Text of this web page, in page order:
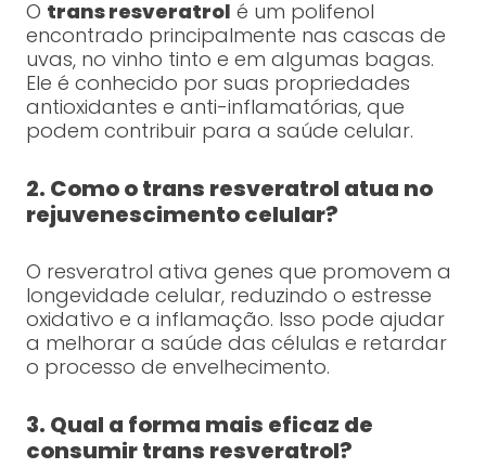
O trans resveratrol é um polifenol
encontrado principalmente nas cascas de
uvas, no vinho tinto e em algumas bagas.
Ele é conhecido por suas propriedades
antioxidantes e anti-inflamatórias, que
podem contribuir para a saúde celular.
2. Como o trans resveratrol atua no
rejuvenescimento celular?
O resveratrol ativa genes que promovem a
longevidade celular, reduzindo o estresse
oxidativo e a inflamação. Isso pode ajudar
a melhorar a saúde das células e retardar
o processo de envelhecimento.
3. Qual a forma mais eficaz de
consumir trans resveratrol?